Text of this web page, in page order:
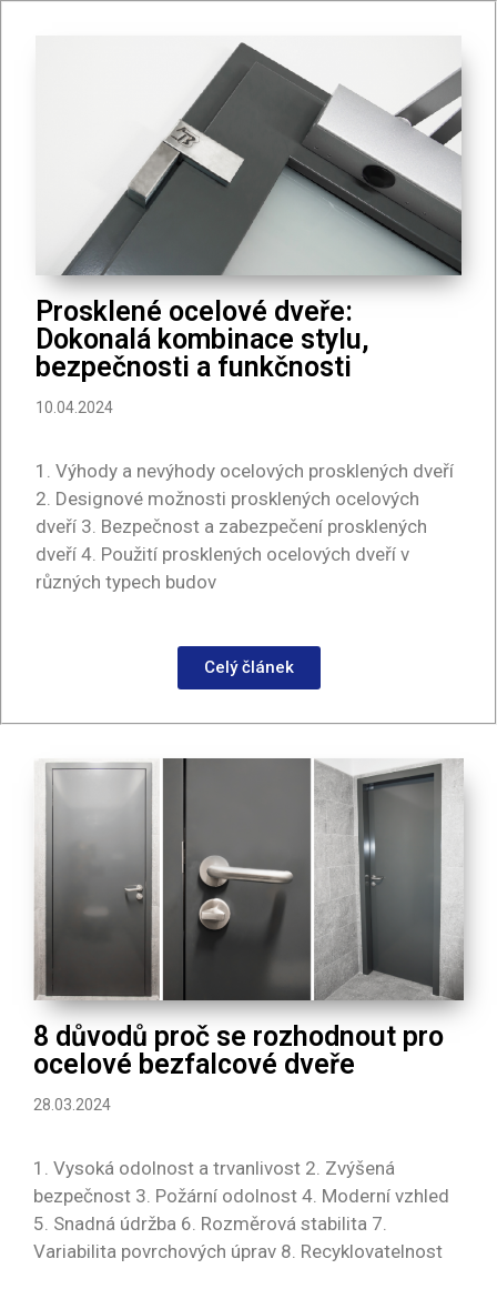
Prosklené ocelové dveře:
Dokonalá kombinace stylu,
bezpečnosti a funkčnosti
10.04.2024
1. Výhody a nevýhody ocelových prosklených dveří
2. Designové možnosti prosklených ocelových
dveří 3. Bezpečnost a zabezpečení prosklených
dveří 4. Použití prosklených ocelových dveří v
různých typech budov
Celý článek
8 důvodů proč se rozhodnout pro
ocelové bezfalcové dveře
28.03.2024
1. Vysoká odolnost a trvanlivost 2. Zvýšená
bezpečnost 3. Požární odolnost 4. Moderní vzhled
5. Snadná údržba 6. Rozměrová stabilita 7.
Variabilita povrchových úprav 8. Recyklovatelnost